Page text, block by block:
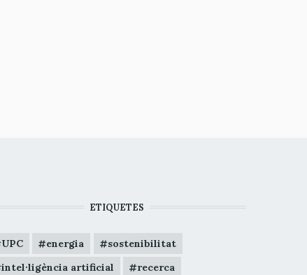
ETIQUETES
UPC energia
sostenibilitat
intel·ligència artificial
recerca